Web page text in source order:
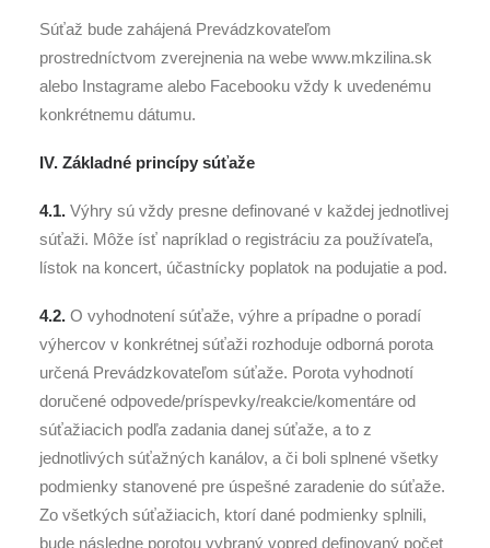
Súťaž bude zahájená Prevádzkovateľom
prostredníctvom zverejnenia na webe www.mkzilina.sk
alebo Instagrame alebo Facebooku vždy k uvedenému
konkrétnemu dátumu.
IV. Základné princípy súťaže
4.1. Výhry sú vždy presne definované v každej jednotlivej
súťaži. Môže ísť napríklad o registráciu za používateľa,
lístok na koncert, účastnícky poplatok na podujatie a pod.
4.2. O vyhodnotení súťaže, výhre a prípadne o poradí
výhercov v konkrétnej súťaži rozhoduje odborná porota
určená Prevádzkovateľom súťaže. Porota vyhodnotí
doručené odpovede/príspevky/reakcie/komentáre od
súťažiacich podľa zadania danej súťaže, a to z
jednotlivých súťažných kanálov, a či boli splnené všetky
podmienky stanovené pre úspešné zaradenie do súťaže.
Zo všetkých súťažiacich, ktorí dané podmienky splnili,
bude následne porotou vybraný vopred definovaný počet